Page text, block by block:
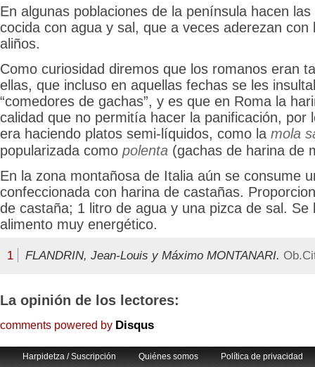
En algunas poblaciones de la península hacen
cocida con agua y sal, que a veces aderezan con
aliños.
Como curiosidad diremos que los romanos eran
ellas, que incluso en aquellas fechas se les
“comedores de gachas”, y es que en Roma la
calidad que no permitía hacer la panificación, por
era haciendo platos semi-líquidos, como la mola
popularizada como polenta (gachas de harina de
En la zona montañosa de Italia aún se consume
confeccionada con harina de castañas.
de castaña; 1 litro de agua y una pizca de sal. Se
alimento muy energético.
1 FLANDRIN, Jean-Louis y Máximo MONTANARI.
La opinión de los lectores:
comments powered by Disqus
Harpidetza / Suscripción Quiénes somos Política de privacidad